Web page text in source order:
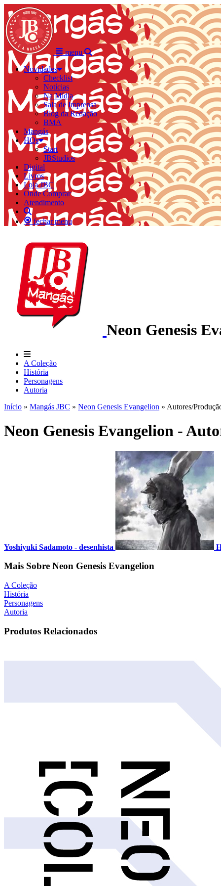
menu
Novidades
Checklist
Notícias
Na Mídia
Sala de Imprensa
Blog da Redação
BMA
Mangás
HQs
Start
JBStudios
Digital
Livros
Loja JBC
Onde Comprar
Atendimento
fechar menu
Neon Genesis
A Coleção
História
Personagens
Autoria
Início » Mangás JBC » Neon Genesis Evangelion » Autores/
Neon Genesis Evangelion -
Yoshiyuki Sadamoto - desenhista
Mais Sobre Neon Genesis Evangelion
A Coleção
História
Personagens
Autoria
Produtos Relacionados